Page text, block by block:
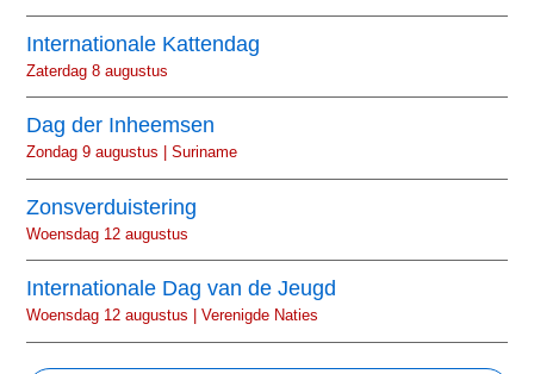
Internationale Kattendag
Zaterdag 8 augustus
Dag der Inheemsen
Zondag 9 augustus | Suriname
Zonsverduistering
Woensdag 12 augustus
Internationale Dag van de Jeugd
Woensdag 12 augustus | Verenigde Naties